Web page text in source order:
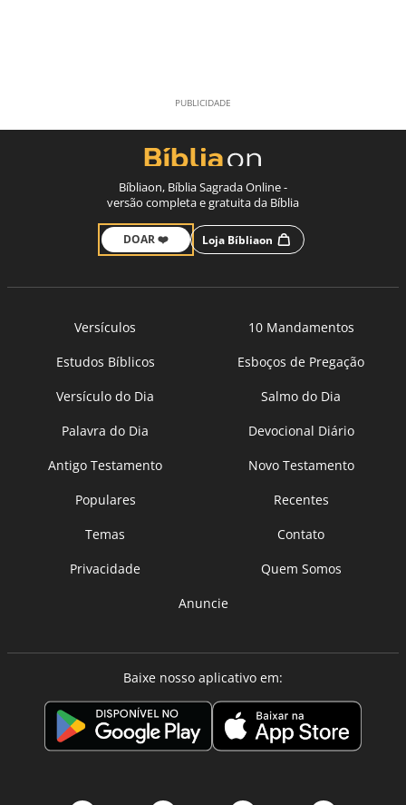
Bíbliaon, Bíblia Sagrada Online -
versão completa e gratuita da Bíblia
DOAR ❤️ Loja Bíbliaon
Versículos
10 Mandamentos
Estudos Bíblicos
Esboços de Pregação
Versículo do Dia
Salmo do Dia
Palavra do Dia
Devocional Diário
Antigo Testamento
Novo Testamento
Populares
Recentes
Temas
Contato
Privacidade
Quem Somos
Anuncie
Baixe nosso aplicativo em: